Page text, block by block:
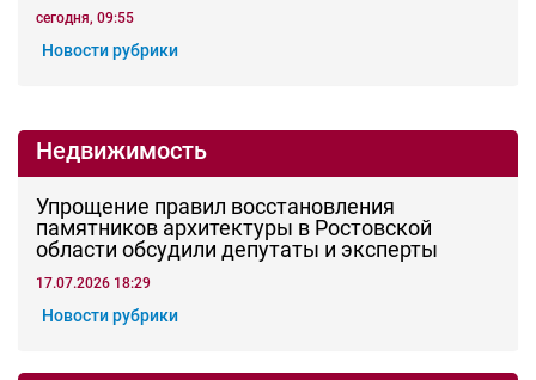
вчера, 15:50
Общество
Стали известны подробности о детях из
Шахт, погибших при налете БПЛА на
черноморский пляж